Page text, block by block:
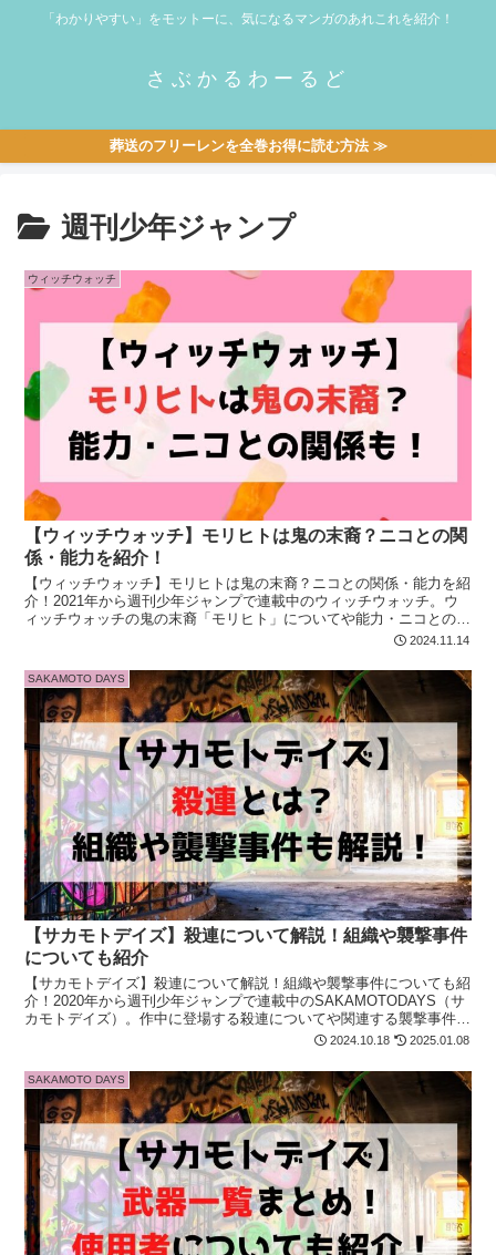
「わかりやすい」をモットーに、気になるマンガのあれこれを紹介！
さぶかるわーるど
葬送のフリーレンを全巻お得に読む方法 ≫
週刊少年ジャンプ
ウィッチウォッチ
【ウィッチウォッチ】モリヒトは鬼の末裔？ニコとの関
係・能力を紹介！
【ウィッチウォッチ】モリヒトは鬼の末裔？ニコとの関係・能力を紹
介！2021年から週刊少年ジャンプで連載中のウィッチウォッチ。ウ
ィッチウォッチの鬼の末裔「モリヒト」についてや能力・ニコとの関
係についても紹介！モリヒトが気になる方は最後まで必見です！
2024.11.14
SAKAMOTO DAYS
【サカモトデイズ】殺連について解説！組織や襲撃事件
についても紹介
【サカモトデイズ】殺連について解説！組織や襲撃事件についても紹
介！2020年から週刊少年ジャンプで連載中のSAKAMOTODAYS（サ
カモトデイズ）。作中に登場する殺連についてや関連する襲撃事件に
ついても徹底紹介！殺連が気になる方は最後まで必見！
2024.10.18 2025.01.08
SAKAMOTO DAYS